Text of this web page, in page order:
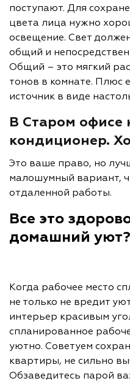
поступают. Для
цвета лица нужно
освещение. Свет
общий и
Общий – это мягкий
тонов в комнате. Плюс
источник в виде
В Старом офисе
кондиционер.
Это ваше право, но
малошумный вариант,
отдаленной работы.
Все это
домашний уют?
Когда рабочее место
не только не вредит
интерьер красивым
спланированное
уютно. Советуем
квартиры, не сильно
Обзаведитесь парой